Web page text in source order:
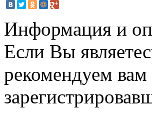
Информация и
Если Вы
рекомендуем